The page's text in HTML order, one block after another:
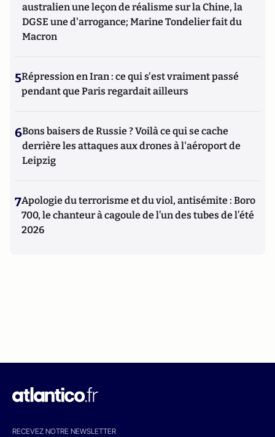
australien une leçon de réalisme sur la Chine, la
DGSE une d'arrogance; Marine Tondelier fait du
Macron
5Répression en Iran : ce qui s'est vraiment passé
pendant que Paris regardait ailleurs
6Bons baisers de Russie ? Voilà ce qui se cache
derrière les attaques aux drones à l'aéroport de
Leipzig
7Apologie du terrorisme et du viol, antisémite : Boro
700, le chanteur à cagoule de l’un des tubes de l’été
2026
RECEVEZ NOTRE NEWSLETTER